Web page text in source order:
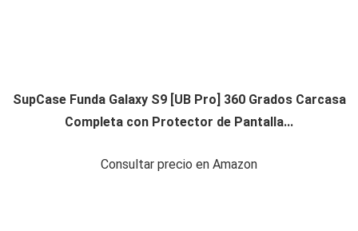
SupCase Funda Galaxy S9 [UB Pro] 360 Grados Carcasa
Completa con Protector de Pantalla...
Consultar precio en Amazon